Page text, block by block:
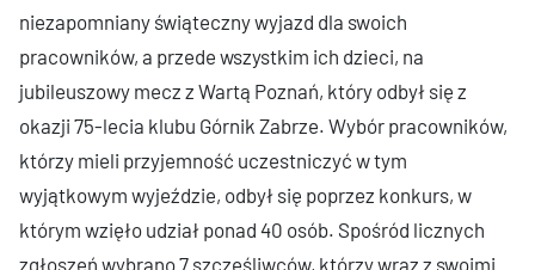
niezapomniany świąteczny wyjazd dla swoich
pracowników, a przede wszystkim ich dzieci, na
jubileuszowy mecz z Wartą Poznań, który odbył się z
okazji 75-lecia klubu Górnik Zabrze. Wybór pracowników,
którzy mieli przyjemność uczestniczyć w tym
wyjątkowym wyjeździe, odbył się poprzez konkurs, w
którym wzięło udział ponad 40 osób. Spośród licznych
zgłoszeń wybrano 7 szczęśliwców, którzy wraz z swoimi